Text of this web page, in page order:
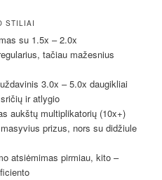
STILIAI
su 1.5x – 2.0x
tačiau mažesnius
3.0x – 5.0x daugikliai
ir atlygio
aukštų multiplikatorių (10x+)
prizus, nors su didžiule
atsiėmimas pirmiau, kito –